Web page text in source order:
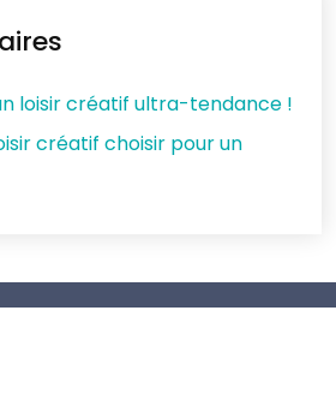
loisir créatif ultra-tendance !
créatif choisir pour un